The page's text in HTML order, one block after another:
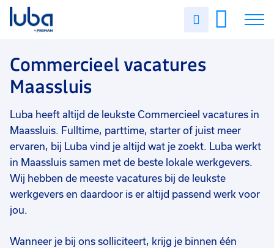
Uren
Vacatures
Over ons
Voor werkgevers
Contact
Commercieel vacatures
Maassluis
Luba heeft altijd de leukste Commercieel vacatures in
Maassluis. Fulltime, parttime, starter of juist meer
ervaren, bij Luba vind je altijd wat je zoekt. Luba werkt
in Maassluis samen met de beste lokale werkgevers.
Wij hebben de meeste vacatures bij de leukste
werkgevers en daardoor is er altijd passend werk voor
jou.
Wanneer je bij ons solliciteert, krijg je binnen één
Filter vacatures
Vakgebied 0
Commercieel
Opleidingsniveau
Vast 3
Uitzicht op vast 3
Uren per week 0
25 - 32 uur 2